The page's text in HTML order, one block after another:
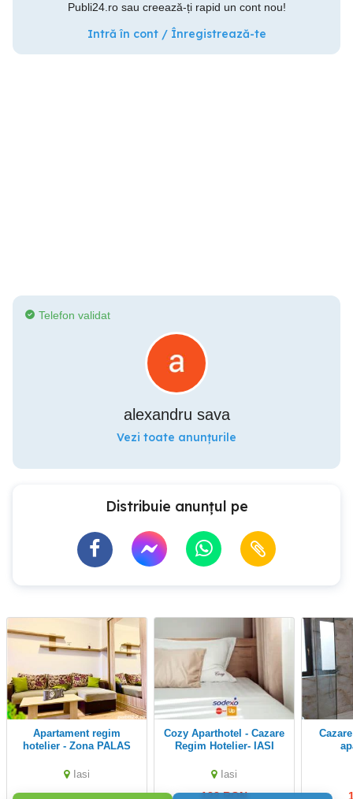
Publi24.ro sau creează-ți rapid un cont nou!
Intră în cont / Înregistrează-te
Telefon validat
alexandru sava
Vezi toate anunțurile
Distribuie anunțul pe
Apartament regim
hotelier - Zona PALAS
Iasi
Cozy Aparthotel - Cazare
Regim Hotelier- IASI
Iasi
123 RON
Cazare regim hotelier